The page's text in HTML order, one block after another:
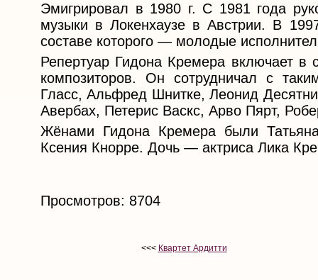
Эмигрировал в 1980 г. С 1981 года
музыки в Локенхаузе в Австрии. В
составе которого — молодые
Репертуар Гидона Кремера включает в
композиторов. Он сотрудничал с
Гласс, Альфред Шнитке, Леонид
Авербах, Петерис Васкс, Арво Пярт,
Жёнами Гидона Кремера были
Ксения Кнорре. Дочь — актриса Лика
Просмотров: 8704
<<< Квартет Ардитти